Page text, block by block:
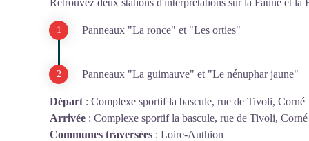
Retrouvez deux stations d'interprétations sur la Faune et la
Panneaux "La ronce" et "Les orties"
Panneaux "La guimauve" et "Le nénuphar jaune"
Départ : Complexe sportif la bascule, rue de Tivoli, Corné
Arrivée : Complexe sportif la bascule, rue de Tivoli, Corné
Communes traversées : Loire-Authion